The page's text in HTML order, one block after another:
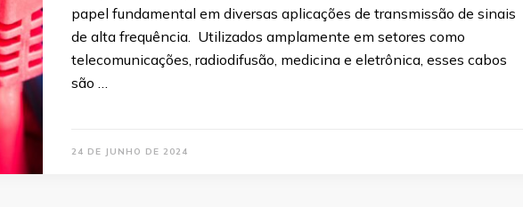
papel fundamental em diversas aplicações de transmissão de sinais
de alta frequência. Utilizados amplamente em setores como
telecomunicações, radiodifusão, medicina e eletrônica, esses cabos
são …
24 DE JUNHO DE 2024